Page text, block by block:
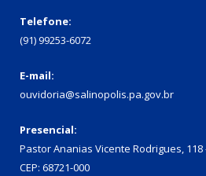
Telefone:
(91) 99253-6072
E-mail:
ouvidoria@salinopolis.pa.gov.br
Presencial:
Pastor Ananias Vicente Rodrigues, 118
CEP: 68721-000